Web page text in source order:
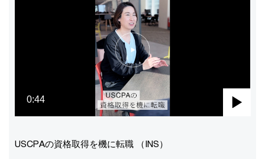
0:44
USCPAの資格取得を機に転職 （INS）